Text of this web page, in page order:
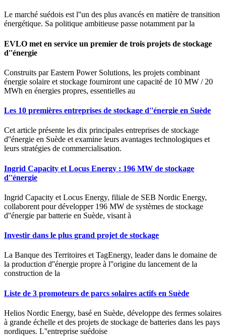
Le marché suédois est l''un des plus avancés en matière de transition
énergétique. Sa politique ambitieuse passe notamment par la
EVLO met en service un premier de trois projets de stockage
d''énergie
Construits par Eastern Power Solutions, les projets combinant
énergie solaire et stockage fourniront une capacité de 10 MW / 20
MWh en énergies propres, essentielles au
Les 10 premières entreprises de stockage d''énergie en Suède
Cet article présente les dix principales entreprises de stockage
d''énergie en Suède et examine leurs avantages technologiques et
leurs stratégies de commercialisation.
Ingrid Capacity et Locus Energy : 196 MW de stockage
d''énergie
Ingrid Capacity et Locus Energy, filiale de SEB Nordic Energy,
collaborent pour développer 196 MW de systèmes de stockage
d''énergie par batterie en Suède, visant à
Investir dans le plus grand projet de stockage
La Banque des Territoires et TagEnergy, leader dans le domaine de
la production d''énergie propre à l''origine du lancement de la
construction de la
Liste de 3 promoteurs de parcs solaires actifs en Suède
Helios Nordic Energy, basé en Suède, développe des fermes solaires
à grande échelle et des projets de stockage de batteries dans les pays
nordiques. L''entreprise suédoise